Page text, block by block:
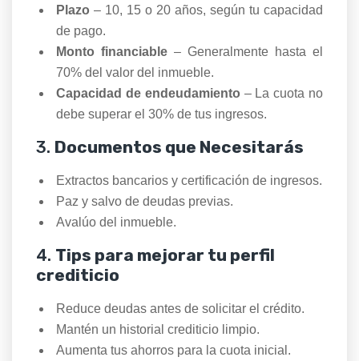
Plazo – 10, 15 o 20 años, según tu capacidad
de pago.
Monto financiable – Generalmente hasta el
70% del valor del inmueble.
Capacidad de endeudamiento – La cuota no
debe superar el 30% de tus ingresos.
3. Documentos que Necesitarás
Extractos bancarios y certificación de ingresos.
Paz y salvo de deudas previas.
Avalúo del inmueble.
4. Tips para mejorar tu perfil
crediticio
Reduce deudas antes de solicitar el crédito.
Mantén un historial crediticio limpio.
Aumenta tus ahorros para la cuota inicial.